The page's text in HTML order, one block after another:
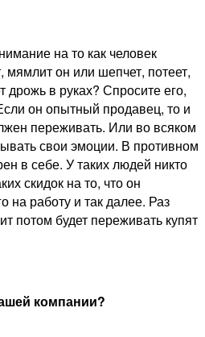
на то как человек
мямлит он или шепчет, потеет,
дрожь в руках? Спросите его,
он опытный продавец, то и
переживать. Или во всяком
свои эмоции. В противном
в себе. У таких людей никто
скидок на то, что он
на работу и так далее. Раз
потом будет переживать купят
компании?